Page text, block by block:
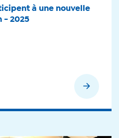
à une nouvelle
- 2025